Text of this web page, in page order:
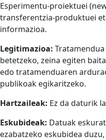
Esperimentu-proiektuei
transferentzia-produktuei
informazioa.
Legitimazioa:
betetzeko, zeina egiten
edo tratamenduaren
publikoak egikaritzeko.
Hartzaileak: Ez da daturik
Eskubideak: Datuak
ezabatzeko eskubidea